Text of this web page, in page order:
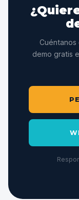
Cuéntanos
demo gratis